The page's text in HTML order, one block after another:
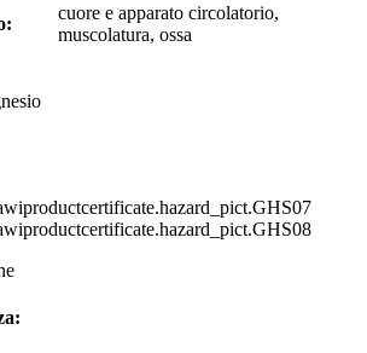
cuore e apparato circolatorio,
muscolatura, ossa